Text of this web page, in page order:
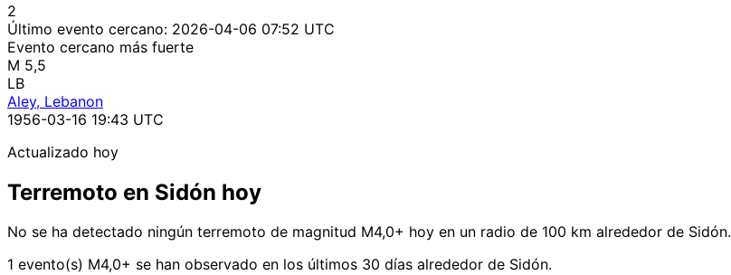
2
Último evento cercano: 2026-04-06 07:52 UTC
Evento cercano más fuerte
M 5,5
LB
Aley, Lebanon
1956-03-16 19:43 UTC
Actualizado hoy
Terremoto en Sidón hoy
No se ha detectado ningún terremoto de magnitud M4,0+ hoy en un radio de 100 km alrededor de Sidón.
1 evento(s) M4,0+ se han observado en los últimos 30 días alrededor de Sidón.